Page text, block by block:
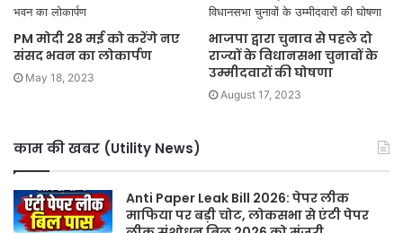
PM मोदी 28 मई को करेंगे नए
संसद भवन का लोकार्पण
May 18, 2023
भाजपा द्वारा चुनाव से पहले दो
राज्यों के विधानसभा चुनावों के
उम्मीदवारों की घोषणा
August 17, 2023
काम की खबर (Utility News)
Anti Paper Leak Bill 2026: पेपर लीक
माफिया पर बड़ी चोट, लोकसभा से एंटी पेपर